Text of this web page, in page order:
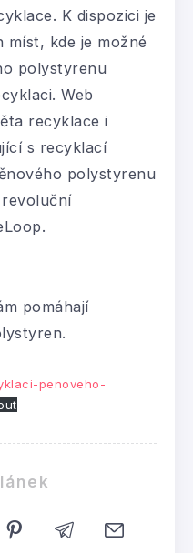
K dispozici je
míst, kde je možné
polystyrenu
Web
recyklace i
s recyklací
polystyrenu
pomáhají
penoveho-